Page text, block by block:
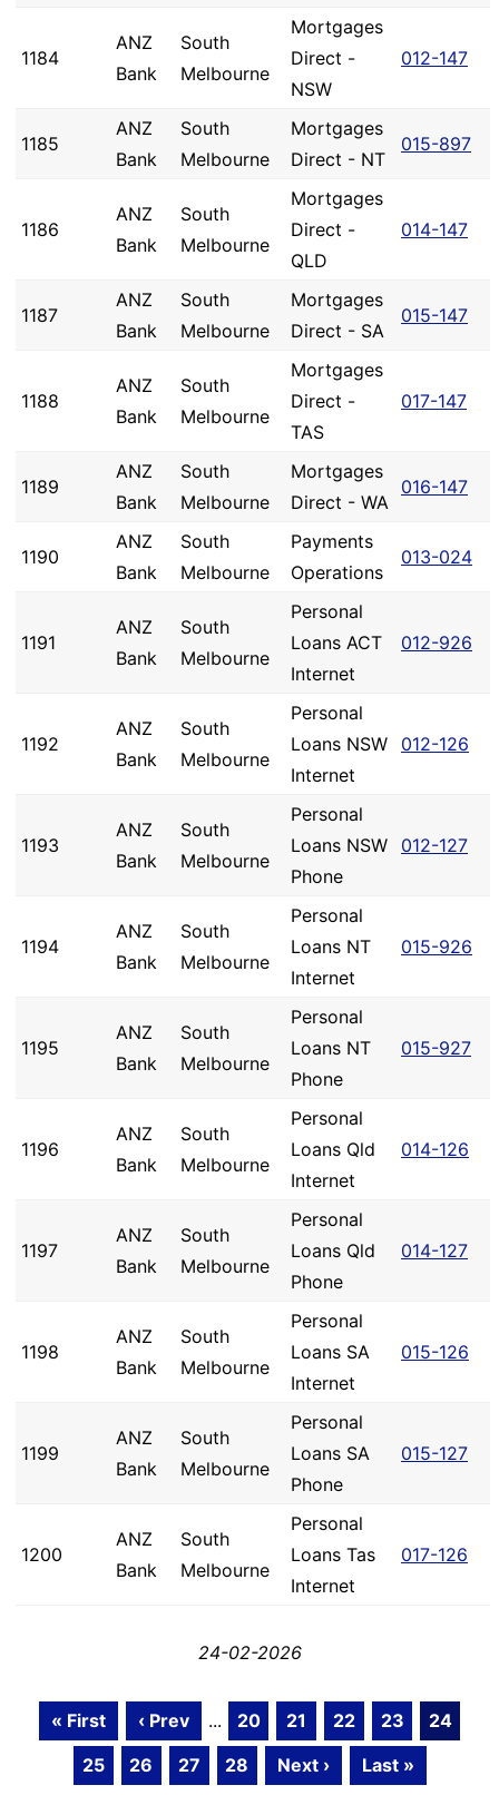
1184
ANZ
Bank
South
Melbourne
Mortgages
Direct -
NSW
012-147
1185
ANZ
Bank
South
Melbourne
Mortgages
Direct - NT
015-897
1186
ANZ
Bank
South
Melbourne
Mortgages
Direct -
QLD
014-147
1187
ANZ
Bank
South
Melbourne
Mortgages
Direct - SA
015-147
1188
ANZ
Bank
South
Melbourne
Mortgages
Direct -
TAS
017-147
1189
ANZ
Bank
South
Melbourne
Mortgages
Direct - WA
016-147
1190
ANZ
Bank
South
Melbourne
Payments
Operations
013-024
1191
ANZ
Bank
South
Melbourne
Personal
Loans ACT
Internet
012-926
1192
ANZ
Bank
South
Melbourne
Personal
Loans NSW
Internet
012-126
1193
ANZ
Bank
South
Melbourne
Personal
Loans NSW
Phone
012-127
1194
ANZ
Bank
South
Melbourne
Personal
Loans NT
Internet
015-926
1195
ANZ
Bank
South
Melbourne
Personal
Loans NT
Phone
015-927
1196
ANZ
Bank
South
Melbourne
Personal
Loans Qld
Internet
014-126
1197
ANZ
Bank
South
Melbourne
Personal
Loans Qld
Phone
014-127
1198
ANZ
Bank
South
Melbourne
Personal
Loans SA
Internet
015-126
1199
ANZ
Bank
South
Melbourne
Personal
Loans SA
Phone
015-127
1200
ANZ
Bank
South
Melbourne
Personal
Loans Tas
Internet
017-126
24-02-2026
« First ‹ Prev ... 20 21 22 23
24
25
26 27 28 Next › Last »